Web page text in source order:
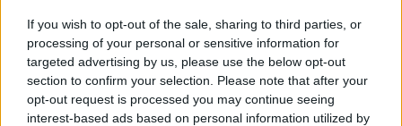
If you wish to opt-out of the sale, sharing to third parties, or
processing of your personal or sensitive information for
targeted advertising by us, please use the below opt-out
section to confirm your selection. Please note that after your
opt-out request is processed you may continue seeing
interest-based ads based on personal information utilized by
Työnantaja ei hyväksynyt
etälääkärin
sairauslomatodistuksia – neljälle
ei maksettu sairausajan palkkaa